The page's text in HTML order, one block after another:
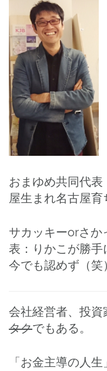
おまゆめ共同
屋生まれ名古屋育
サカッキーorさか
表：りかこが勝手
今でも認めず（笑）
会社経営者、投資
タクでもある。
「お金主導の人